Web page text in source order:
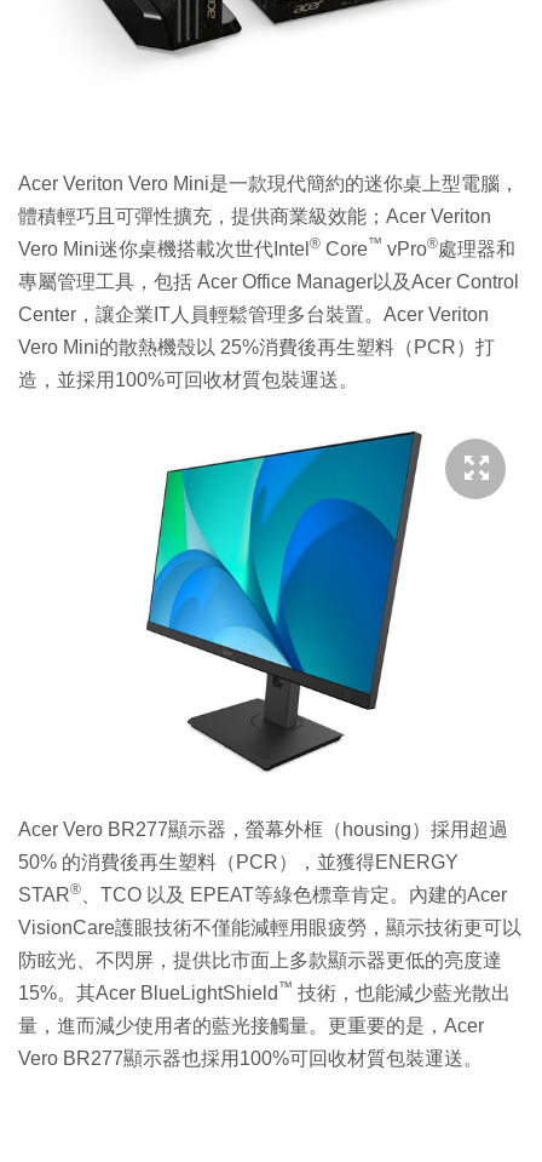
Acer Veriton Vero Mini是一款現代簡約的迷你桌上型電腦，
體積輕巧且可彈性擴充，提供商業級效能；Acer Veriton
Vero Mini迷你桌機搭載次世代Intel ® Core™ vPro®處理器和
專屬管理工具，包括 Acer Office Manager以及Acer Control
Center，讓企業IT人員輕鬆管理多台裝置。Acer Veriton
Vero Mini的散熱機殼以 25%消費後再生塑料（PCR）打
造，並採用100%可回收材質包裝運送。
Acer Vero BR277顯示器，螢幕外框（housing）採用超過
50% 的消費後再生塑料（PCR），並獲得ENERGY
STAR®
、TCO 以及 EPEAT等綠色標章肯定。內建的Acer
VisionCare護眼技術不僅能減輕用眼疲勞，顯示技術更可以
防眩光、不閃屏，提供比市面上多款顯示器更低的亮度達
15%。其Acer BlueLightShield ™ 技術，也能減少藍光散出
量，進而減少使用者的藍光接觸量。更重要的是，Acer
Vero BR277顯示器也採用100%可回收材質包裝運送。